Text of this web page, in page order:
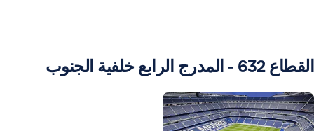
القطاع 632 - المدرج الرابع خلفية الجنوب